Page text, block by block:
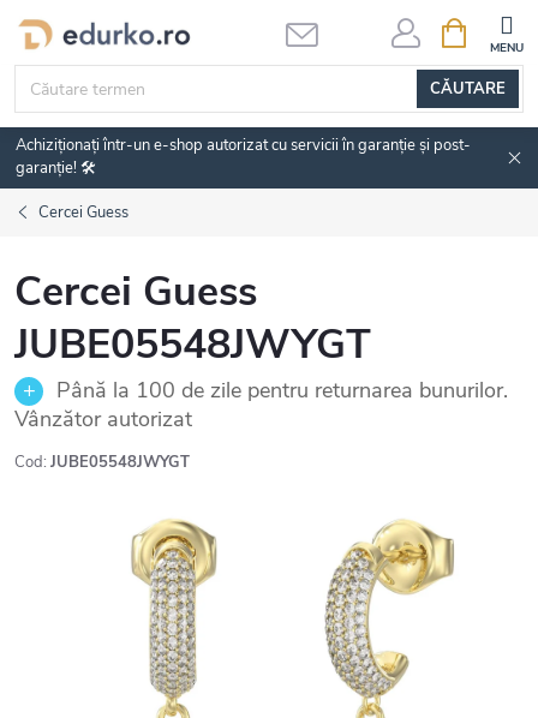
Treci
conținut
CĂUTARE
DE
Achiziționați într-un e-shop autorizat cu servicii în garanție și post-
garanție! 🛠️
Cercei Guess
Cercei Guess
JUBE05548JWYGT
Până la 100 de zile pentru returnarea bunurilor.
Vânzător autorizat
Cod: JUBE05548JWYGT